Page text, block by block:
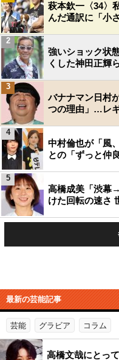
萩本欽一〈34〉
んだ通訳に「小
強いショック状
くした神田正輝
2
バナナマン日村
つの理由」…レ
3
中村倫也が「風
との「ずっと仲
4
高橋成美「渋幕
けた回転の速さ
5
最新の芸能記事
芸能 グラビア コラム
高橋文哉にとっ